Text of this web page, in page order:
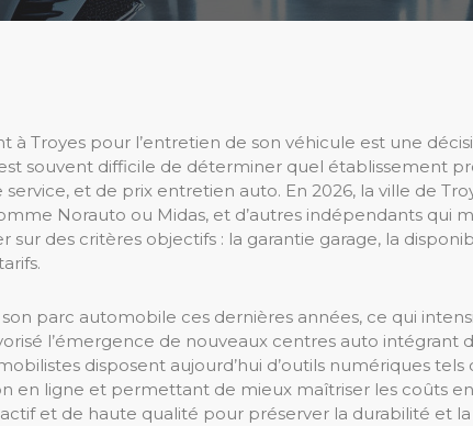
Troyes pour l’entretien de son véhicule est une
souvent difficile de déterminer quel établissement
et de prix entretien auto. En 2026, la ville de
Norauto ou Midas, et d’autres indépendants qui
sur des critères objectifs : la garantie garage, la
parc automobile ces dernières années, ce qui
l’émergence de nouveaux centres auto
disposent aujourd’hui d’outils numériques
en ligne et permettant de mieux maîtriser les coûts
et de haute qualité pour préserver la durabilité et